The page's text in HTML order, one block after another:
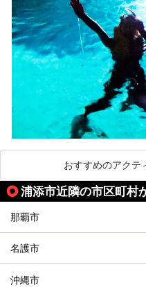
おすすめのアクテ
浦添市近隣の市区町村
那覇市
名護市
沖縄市